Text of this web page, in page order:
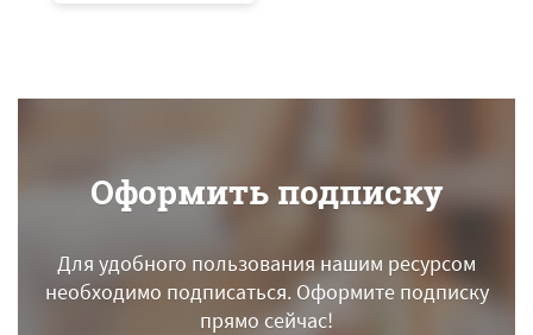
Оформить подписку
Для удобного пользования нашим ресурсом
необходимо подписаться.Оформите подписку
прямо сейчас!